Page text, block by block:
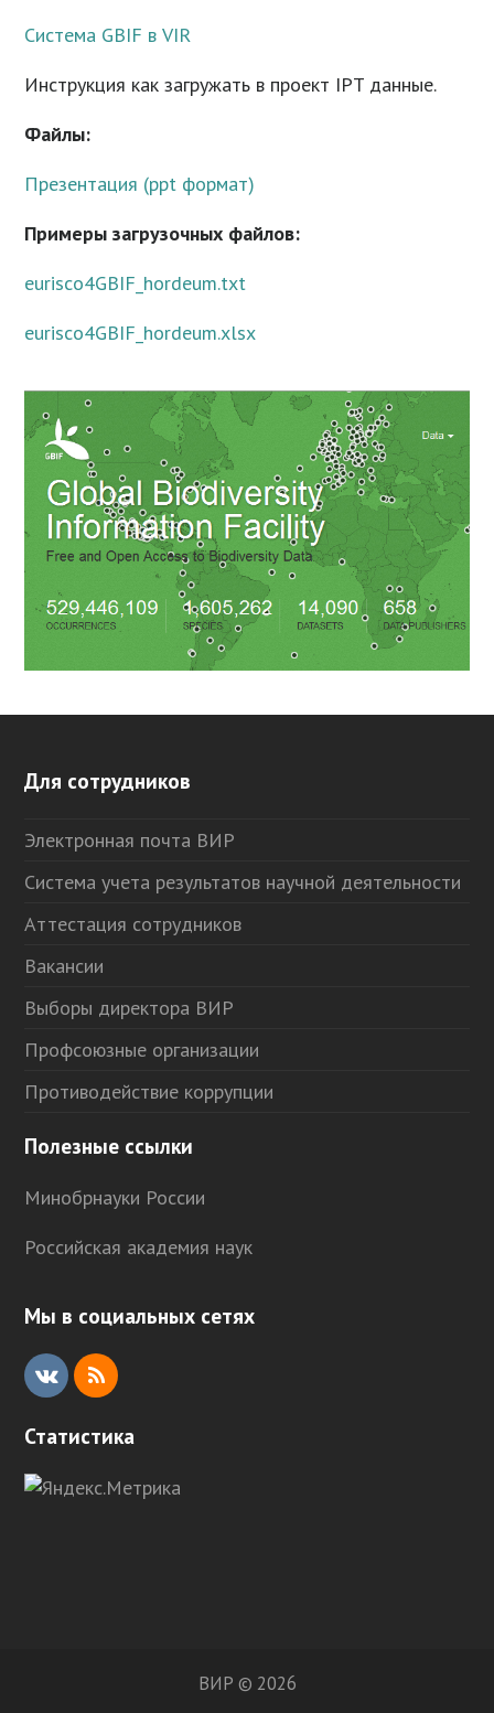
Cистема GBIF в VIR
Инструкция как загружать в проект IPT данные.
Файлы:
Презентация (ppt формат)
Примеры загрузочных файлов:
eurisco4GBIF_hordeum.txt
eurisco4GBIF_hordeum.xlsx
Для сотрудников
Электронная почта ВИР
Система учета результатов научной деятельности
Аттестация сотрудников
Вакансии
Выборы директора ВИР
Профсоюзные организации
Противодействие коррупции
Полезные ссылки
Минобрнауки России
Российская академия наук
Мы в социальных сетях
V
R
Статистика
ВИР © 2026